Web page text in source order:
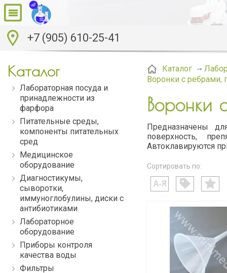
+7 (905) 610-25-41
Каталог
Лабораторная посуда и
принадлежности из
фарфора
Питательные среды,
компоненты питательных
сред
Медицинское
оборудование
Диагностикумы,
сыворотки,
иммуноглобулины, диски с
антибиотиками
Лабораторное
оборудование
Приборы контроля
качества воды
Фильтры
Каталог
Воронки с ребрами,
Воронки
Предназначены
поверхность,
Автоклавируются
Сортировать по: